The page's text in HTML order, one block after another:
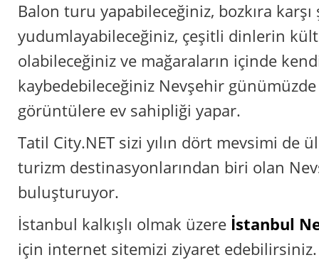
Balon turu yapabileceğiniz, bozkıra karşı
yudumlayabileceğiniz, çeşitli dinlerin
olabileceğiniz ve mağaraların içinde
kaybedebileceğiniz Nevşehir
görüntülere ev sahipliği yapar.
Tatil City.NET sizi yılın dört mevsimi de
turizm destinasyonlarından biri olan
buluşturuyor.
İstanbul kalkışlı olmak üzere İstanbul
için internet sitemizi ziyaret edebilirsiniz.